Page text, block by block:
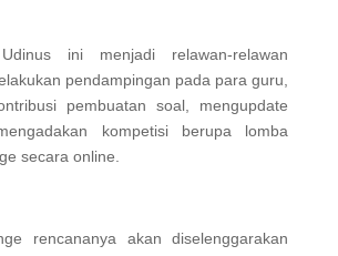
ini menjadi relawan-relawan
pendampingan pada para guru,
pembuatan soal, mengupdate
kompetisi berupa lomba
secara online.
rencananya akan diselenggarakan